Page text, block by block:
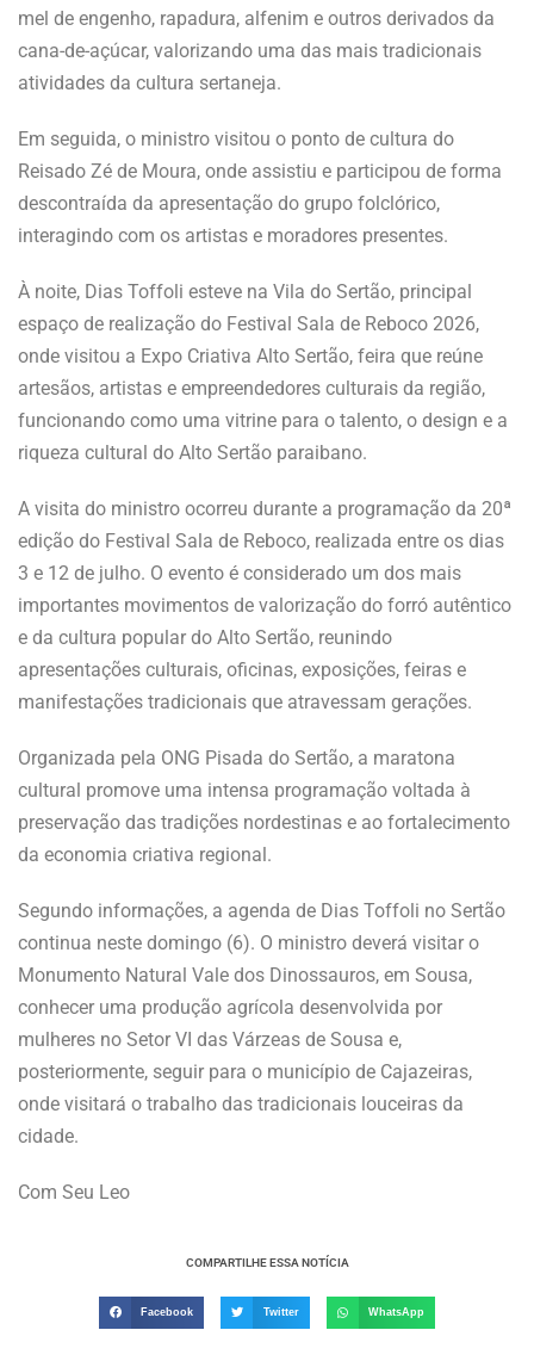
mel de engenho, rapadura, alfenim e outros derivados da
cana-de-açúcar, valorizando uma das mais tradicionais
atividades da cultura sertaneja.
Em seguida, o ministro visitou o ponto de cultura do
Reisado Zé de Moura, onde assistiu e participou de forma
descontraída da apresentação do grupo folclórico,
interagindo com os artistas e moradores presentes.
À noite, Dias Toffoli esteve na Vila do Sertão, principal
espaço de realização do Festival Sala de Reboco 2026,
onde visitou a Expo Criativa Alto Sertão, feira que reúne
artesãos, artistas e empreendedores culturais da região,
funcionando como uma vitrine para o talento, o design e a
riqueza cultural do Alto Sertão paraibano.
A visita do ministro ocorreu durante a programação da 20ª
edição do Festival Sala de Reboco, realizada entre os dias
3 e 12 de julho. O evento é considerado um dos mais
importantes movimentos de valorização do forró autêntico
e da cultura popular do Alto Sertão, reunindo
apresentações culturais, oficinas, exposições, feiras e
manifestações tradicionais que atravessam gerações.
Organizada pela ONG Pisada do Sertão, a maratona
cultural promove uma intensa programação voltada à
preservação das tradições nordestinas e ao fortalecimento
da economia criativa regional.
Segundo informações, a agenda de Dias Toffoli no Sertão
continua neste domingo (6). O ministro deverá visitar o
Monumento Natural Vale dos Dinossauros, em Sousa,
conhecer uma produção agrícola desenvolvida por
mulheres no Setor VI das Várzeas de Sousa e,
posteriormente, seguir para o município de Cajazeiras,
onde visitará o trabalho das tradicionais louceiras da
cidade.
Com Seu Leo
COMPARTILHE ESSA NOTÍCIA
Facebook Twitter WhatsApp